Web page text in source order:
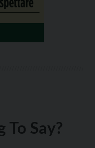
To Say?